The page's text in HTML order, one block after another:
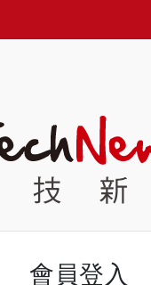
會員登入